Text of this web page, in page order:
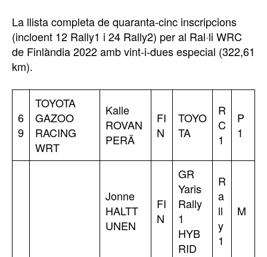
La llista completa de quaranta-cinc inscripcions
(incloent 12 Rally1 i 24 Rally2) per al Ral·li WRC
de Finlàndia 2022 amb vint-i-dues especial (322,61
km).
6
9
TOYOTA
GAZOO
RACING
WRT
Kalle
ROVAN
PERÄ
FI
N
TOYO
TA
R
C
1
P
1
Jonne
HALTT
UNEN
FI
N
GR
Yaris
Rally
1
HYB
RID
R
a
ll
y
1
M